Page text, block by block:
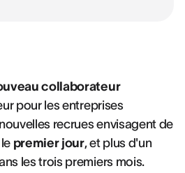
collaborateur
pour les entreprises
recrues envisagent de
premier jour, et plus d'un
les trois premiers mois.